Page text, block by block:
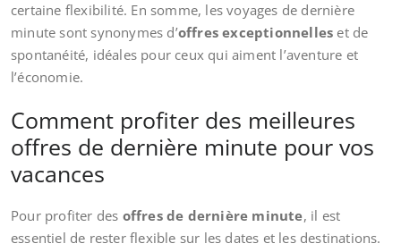
certaine flexibilité. En somme, les voyages de dernière
minute sont synonymes d’offres exceptionnelles et de
spontanéité, idéales pour ceux qui aiment l’aventure et
l’économie.
Comment profiter des meilleures
offres de dernière minute pour vos
vacances
Pour profiter des offres de dernière minute, il est
essentiel de rester flexible sur les dates et les destinations.